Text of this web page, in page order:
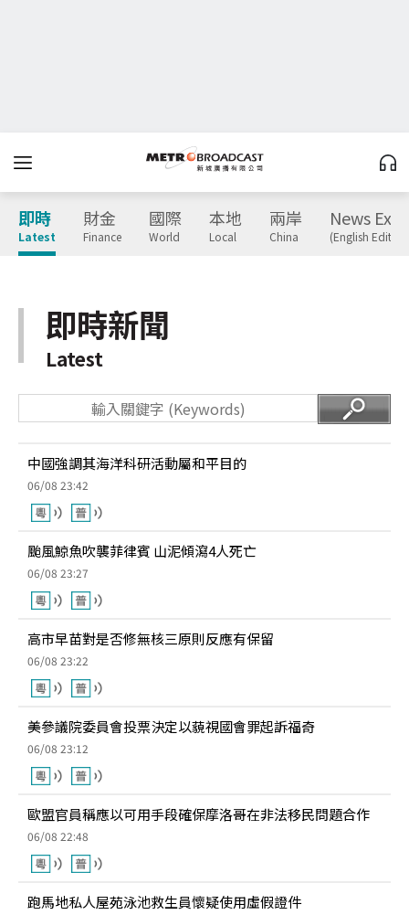
即時
Latest
財金
Finance
國際
World
本地
Local
兩岸
China
News
(English
即時新聞
Latest
中國強調其海洋科研活動屬和平目的
06/08 23:42
颱風鯨魚吹襲菲律賓 山泥傾瀉4人死亡
06/08 23:27
高市早苗對是否修無核三原則反應有保留
06/08 23:22
美參議院委員會投票決定以藐視國會罪起訴福奇
06/08 23:12
歐盟官員稱應以可用手段確保摩洛哥在非法移民問題合作
06/08 22:48
跑馬地私人屋苑泳池救生員懷疑使用虛假證件